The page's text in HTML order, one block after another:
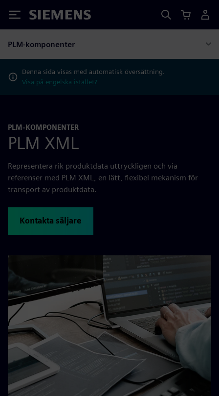
Siemens
PLM-komponenter
Denna sida visas med automatisk översättning.
Visa på engelska istället?
PLM-KOMPONENTER
PLM XML
Representera rik produktdata uttryckligen och via
referenser med PLM XML, en lätt, flexibel mekanism för
transport av produktdata.
Kontakta säljare